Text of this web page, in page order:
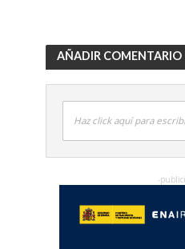
AÑADIR COMENTARIO
Haz click aquí para